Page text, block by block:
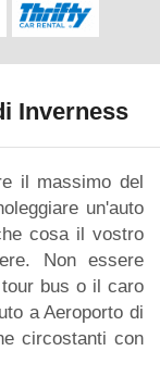
Inverness
il massimo del
un'auto
cosa il vostro
Non essere
bus o il caro
a Aeroporto di
circostanti con